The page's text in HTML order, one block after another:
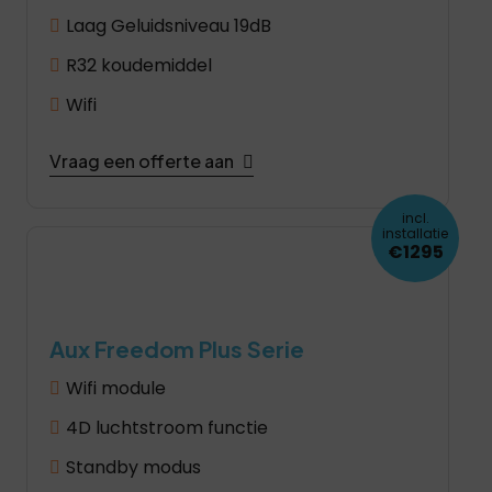
Laag Geluidsniveau 19dB
R32 koudemiddel
Wifi
Vraag een offerte aan
Aux Freedom Plus Serie
Wifi module
4D luchtstroom functie
Standby modus
incl.
installatie
€1295